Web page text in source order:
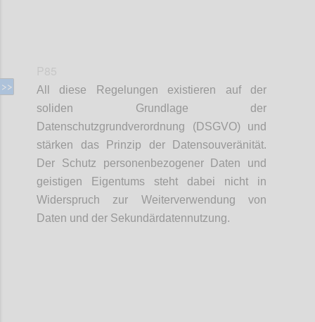
All diese Regelungen existieren auf der
soliden Grundlage der
Datenschutzgrundverordnung (DSGVO) und
stärken das Prinzip der Datensouveränität.
Der Schutz personenbezogener Daten und
geistigen Eigentums steht dabei nicht in
Widerspruch zur Weiterverwendung von
Daten und der Sekundärdatennutzung.